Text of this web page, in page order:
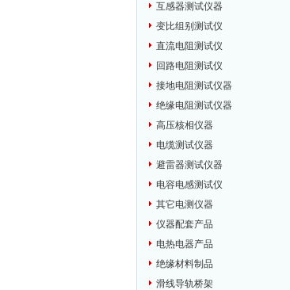
互感器测试仪器
变比组别测试仪
直流电阻测试仪
回路电阻测试仪
接地电阻测试仪器
绝缘电阻测试仪器
高压核相仪器
电缆测试仪器
避雷器测试仪器
电容电感测试仪
其它电测仪器
仪器配套产品
电热电器产品
绝缘材料制品
滑线导轨桥架